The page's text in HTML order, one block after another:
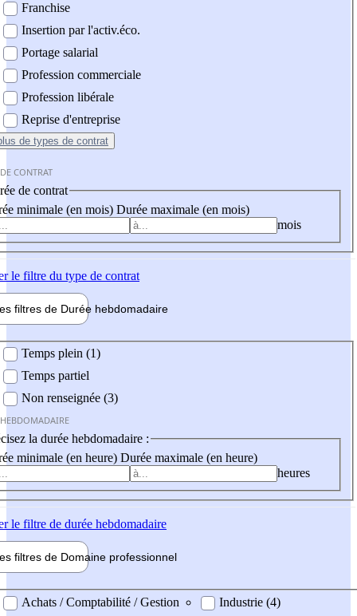
Franchise
Insertion par l'activ.éco.
Portage salarial
Profession commerciale
Profession libérale
Reprise d'entreprise
de types de contrat
CONTRAT
de contrat
minimale (en mois) Durée maximale (en mois)
mois
le filtre du type de contrat
filtres de Durée hebdomadaire
Temps plein (1)
Temps partiel
Non renseignée (3)
la durée hebdomadaire :
minimale (en heure) Durée maximale (en heure)
heures
le filtre de durée hebdomadaire
filtres de Domaine professionnel
professionel
Achats / Comptabilité / Gestion
Industrie (4)